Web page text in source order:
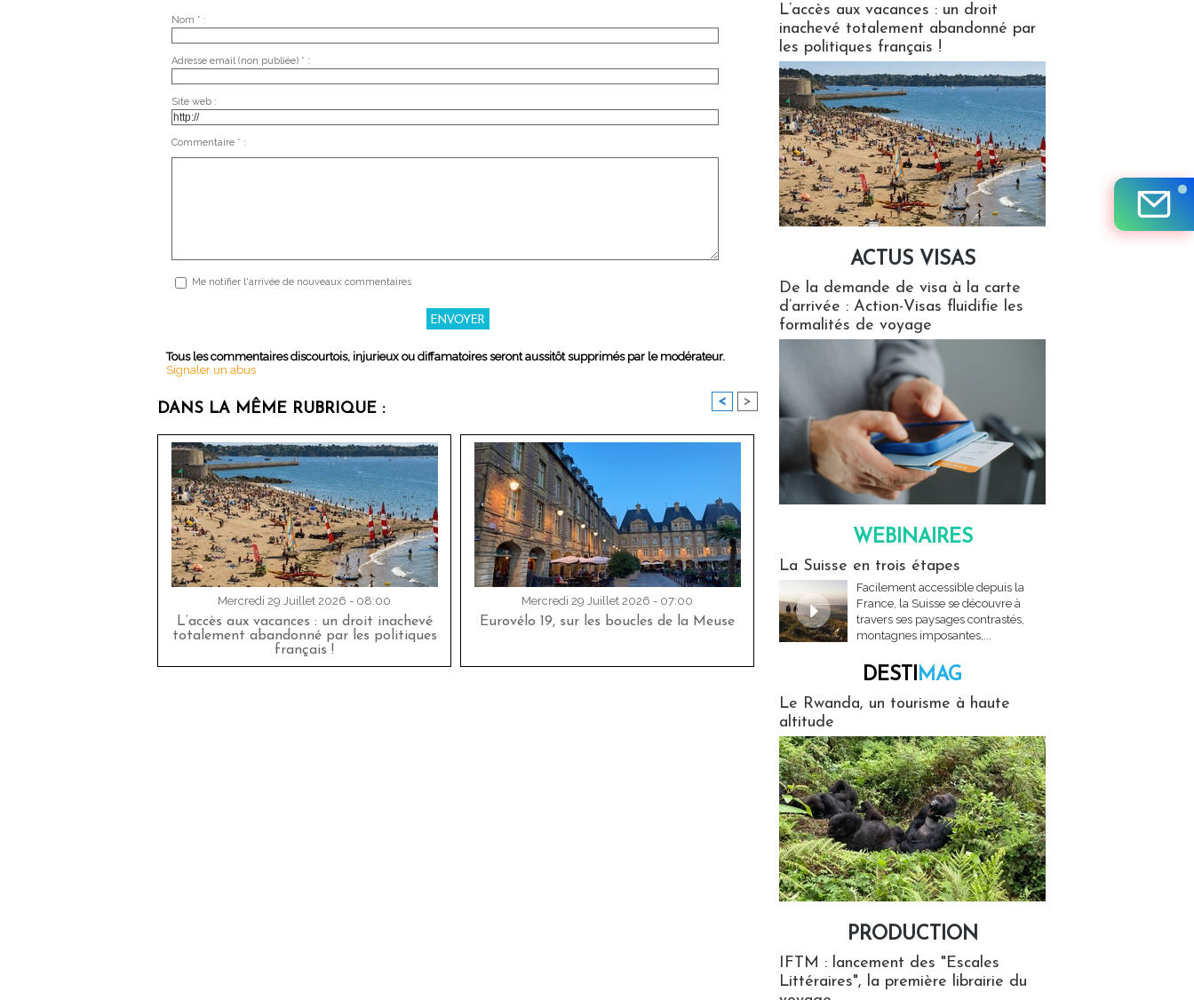
Nom * :
Adresse email (non publiée) * :
Site web :
Commentaire * :
Me notifier l'arrivée de nouveaux commentaires
Tous les commentaires discourtois, injurieux ou diffamatoires seront aussitôt supprimés par le modérateur.
Signaler un abus
DANS LA MÊME RUBRIQUE : < >
Mercredi 29 Juillet 2026 - 08:00
L’accès aux vacances : un droit inachevé
totalement abandonné par les politiques
français !
Mercredi 29 Juillet 2026 - 07:00
Eurovélo 19, sur les boucles de la Meuse
L’accès aux vacances : un droit
inachevé totalement abandonné par
les politiques français !
ACTUS VISAS
De la demande de visa à la carte
d’arrivée : Action-Visas fluidifie les
formalités de voyage
WEBINAIRES
La Suisse en trois étapes
Facilement accessible depuis la
France, la Suisse se découvre à
travers ses paysages contrastés,
montagnes imposantes,...
DESTIMAG
Le Rwanda, un tourisme à haute
altitude
PRODUCTION
IFTM : lancement des "Escales
Littéraires", la première librairie du